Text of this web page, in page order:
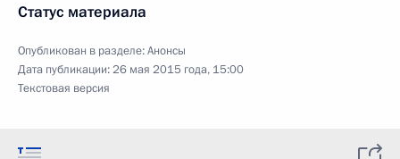
Статус материала
Опубликован в разделе:Анонсы
Дата публикации:26 мая 2015 года, 15:00
Текстовая версия